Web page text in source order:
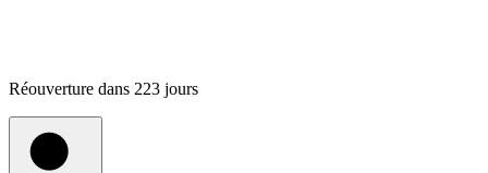
Réouverture dans 223 jours